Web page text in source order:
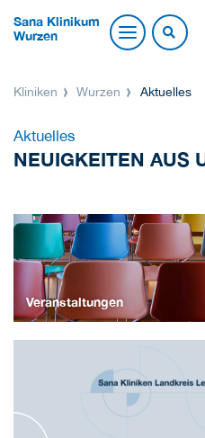
Sana Klinikum
Wurzen
Kliniken Wurzen Aktuelles
Aktuelles
NEUIGKEITEN AUS
Veranstaltungen